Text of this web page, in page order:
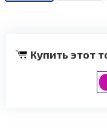
Купить этот